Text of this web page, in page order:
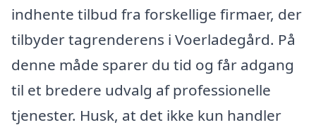
indhente tilbud fra forskellige firmaer, der
tilbyder tagrenderens i Voerladegård. På
denne måde sparer du tid og får adgang
til et bredere udvalg af professionelle
tjenester. Husk, at det ikke kun handler